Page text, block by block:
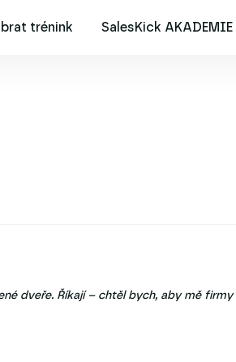
trénink SalesKick AKADEMIE
dveře. Říkají – chtěl bych, aby mě firmy